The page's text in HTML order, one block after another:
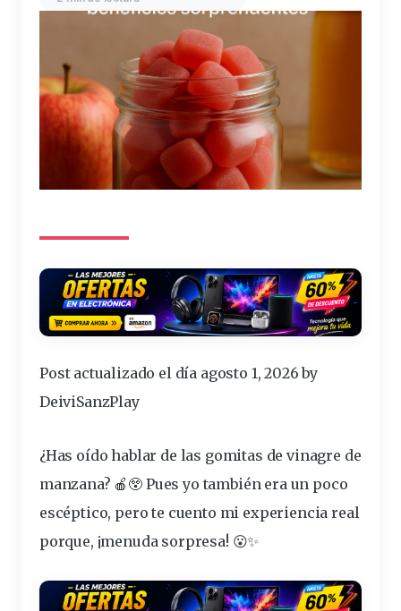
Post actualizado el día agosto 1, 2026 by
DeiviSanzPlay
¿Has oído hablar de las gomitas devinagre de
manzana? 🍎😲 Pues yo también era un poco
escéptico, pero te cuento mi experiencia real
porque, ¡menuda sorpresa! 😮✨